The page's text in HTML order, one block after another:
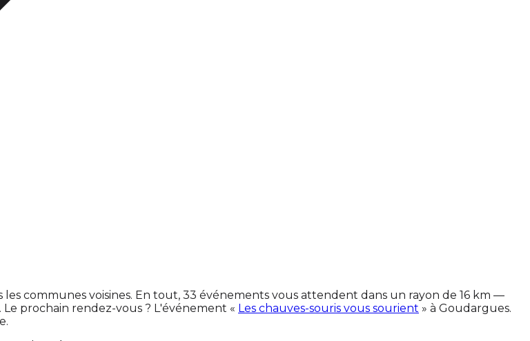
communes voisines. En tout, 33 événements vous attendent dans un rayon de 16 km —
prochain rendez-vous ? L'événement « Les chauves-souris vous sourient » à Goudargues.